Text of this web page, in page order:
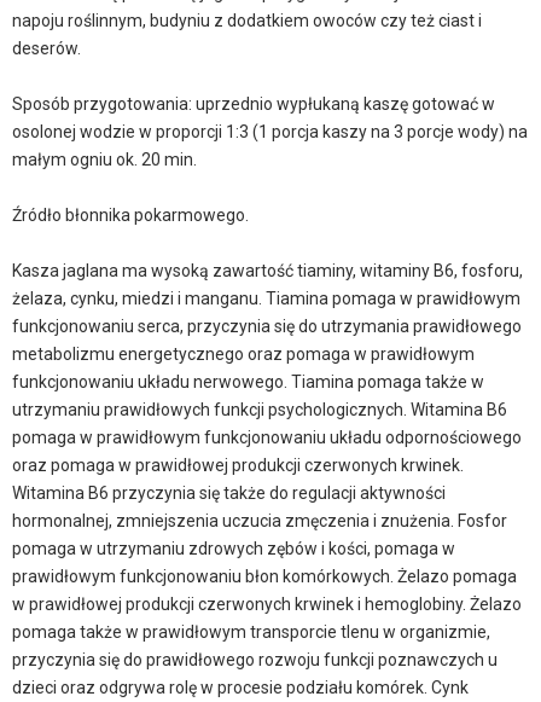
napoju roślinnym, budyniu z dodatkiem owoców czy też ciast i
deserów.
Sposób przygotowania: uprzednio wypłukaną kaszę gotować w
osolonej wodzie w proporcji 1:3 (1 porcja kaszy na 3 porcje wody) na
małym ogniu ok. 20 min.
Źródło błonnika pokarmowego.
Kasza jaglana ma wysoką zawartość tiaminy, witaminy B6, fosforu,
żelaza, cynku, miedzi i manganu. Tiamina pomaga w prawidłowym
funkcjonowaniu serca, przyczynia się do utrzymania prawidłowego
metabolizmu energetycznego oraz pomaga w prawidłowym
funkcjonowaniu układu nerwowego. Tiamina pomaga także w
utrzymaniu prawidłowych funkcji psychologicznych. Witamina B6
pomaga w prawidłowym funkcjonowaniu układu odpornościowego
oraz pomaga w prawidłowej produkcji czerwonych krwinek.
Witamina B6 przyczynia się także do regulacji aktywności
hormonalnej, zmniejszenia uczucia zmęczenia i znużenia. Fosfor
pomaga w utrzymaniu zdrowych zębów i kości, pomaga w
prawidłowym funkcjonowaniu błon komórkowych. Żelazo pomaga
w prawidłowej produkcji czerwonych krwinek i hemoglobiny. Żelazo
pomaga także w prawidłowym transporcie tlenu w organizmie,
przyczynia się do prawidłowego rozwoju funkcji poznawczych u
dzieci oraz odgrywa rolę w procesie podziału komórek. Cynk